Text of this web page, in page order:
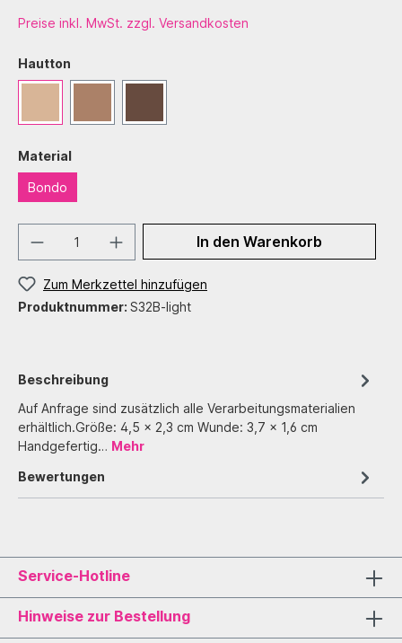
Preise inkl. MwSt. zzgl. Versandkosten
Hautton
Material
Bondo
In den Warenkorb
Zum Merkzettel hinzufügen
Produktnummer: S32B-light
Beschreibung
Auf Anfrage sind zusätzlich alle Verarbeitungsmaterialien
erhältlich.Größe: 4,5 x 2,3 cm Wunde: 3,7 x 1,6 cm
Handgefertig… Mehr
Bewertungen
Service-Hotline
Hinweise zur Bestellung